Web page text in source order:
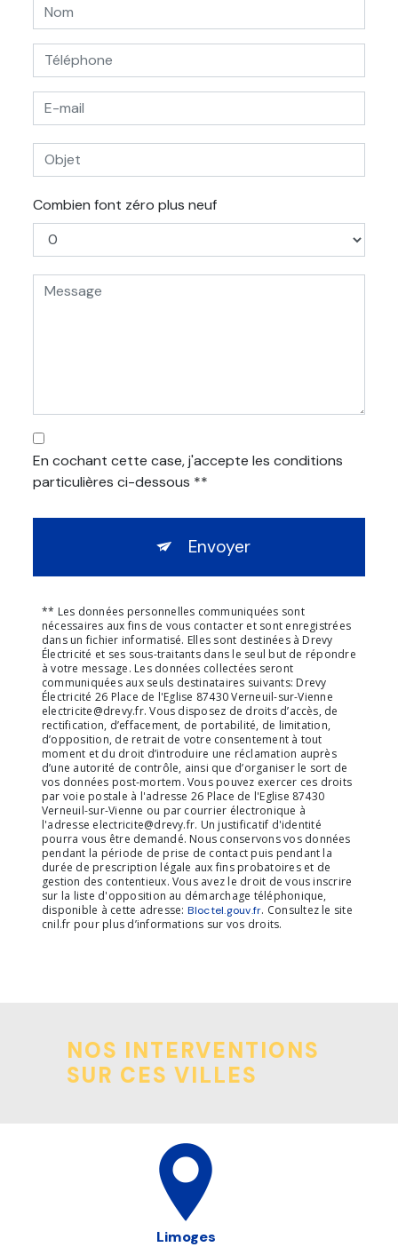
Combien font zéro plus neuf
En cochant cette case, j'accepte les conditions
particulières ci-dessous **
Envoyer
** Les données personnelles communiquées sont
nécessaires aux fins de vous contacter et sont enregistrées
dans un fichier informatisé. Elles sont destinées à Drevy
Électricité et ses sous-traitants dans le seul but de répondre
à votre message. Les données collectées seront
communiquées aux seuls destinataires suivants: Drevy
Électricité 26 Place de l'Eglise 87430 Verneuil-sur-Vienne
electricite@drevy.fr. Vous disposez de droits d’accès, de
rectification, d’effacement, de portabilité, de limitation,
d’opposition, de retrait de votre consentement à tout
moment et du droit d’introduire une réclamation auprès
d’une autorité de contrôle, ainsi que d’organiser le sort de
vos données post-mortem. Vous pouvez exercer ces droits
par voie postale à l'adresse 26 Place de l'Eglise 87430
Verneuil-sur-Vienne ou par courrier électronique à
l'adresse electricite@drevy.fr. Un justificatif d'identité
pourra vous être demandé. Nous conservons vos données
pendant la période de prise de contact puis pendant la
durée de prescription légale aux fins probatoires et de
gestion des contentieux. Vous avez le droit de vous inscrire
sur la liste d'opposition au démarchage téléphonique,
disponible à cette adresse: Bloctel.gouv.fr. Consultez le site
cnil.fr pour plus d’informations sur vos droits.
NOS INTERVENTIONS
SUR CES VILLES
Limoges